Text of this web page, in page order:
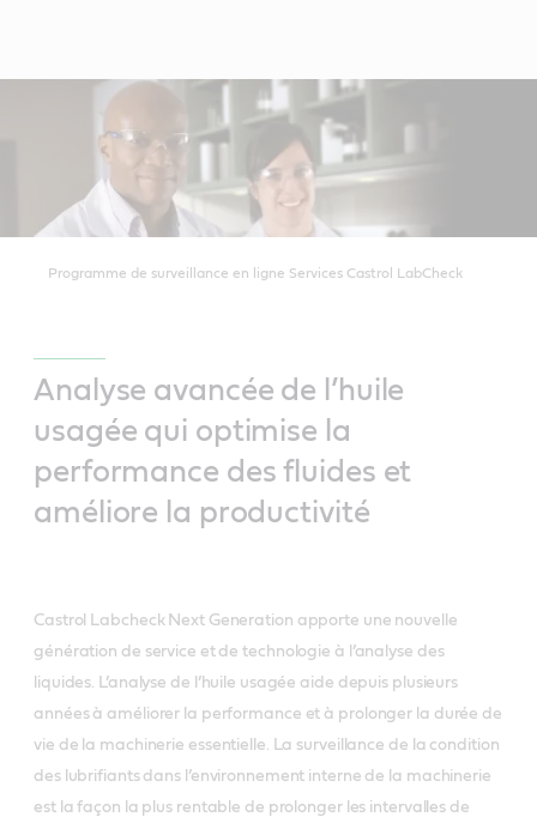
Programme de surveillance en ligne Services Castrol LabCheck
Analyse avancée de l’huile
usagée qui optimise la
performance des fluides et
améliore la productivité
Castrol Labcheck Next Generation apporte une nouvelle
génération de service et de technologie à l’analyse des
liquides. L’analyse de l’huile usagée aide depuis plusieurs
années à améliorer la performance et à prolonger la durée de
vie de la machinerie essentielle. La surveillance de la condition
des lubrifiants dans l’environnement interne de la machinerie
est la façon la plus rentable de prolonger les intervalles de